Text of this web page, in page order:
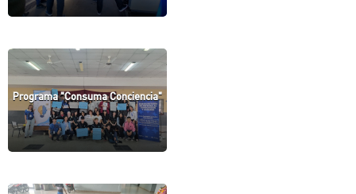
Programa "Consuma Conciencia"